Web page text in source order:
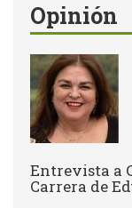
Opinión
Entrevista a
Carrera de